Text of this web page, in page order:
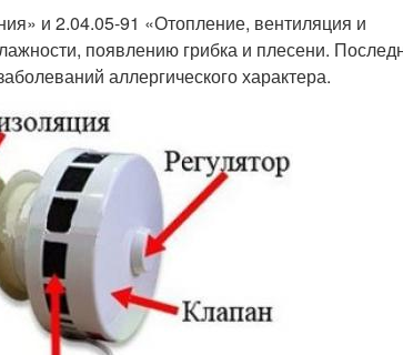
панельном доме
Вентиляция на кухне
Приточно-вытяжная
вентиляция
и 2.04.05-91 «Отопление, вентиляция и
появлению грибка и плесени.
аллергического характера.